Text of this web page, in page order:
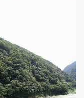
無料ダウンロード